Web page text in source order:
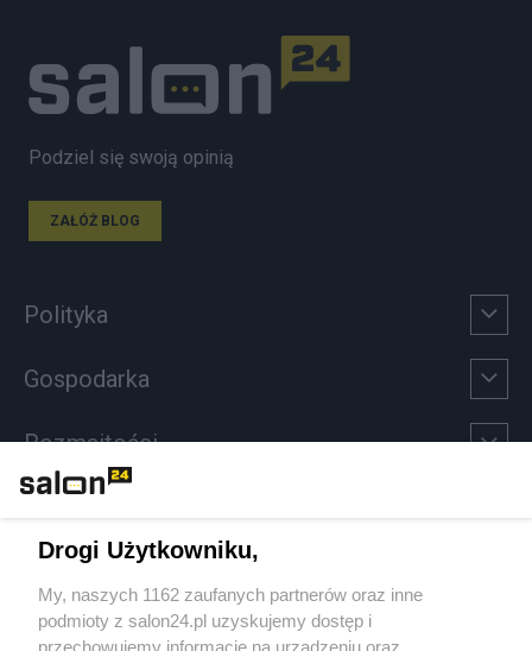
Podziel się swoją opinią
ZAŁÓŻ BLOG
Polityka
Gospodarka
Rozmaitości
Sport
Społeczeństwo
Drogi Użytkowniku,
My, naszych 1162 zaufanych partnerów oraz inne
podmioty z salon24.pl uzyskujemy dostęp i
przechowujemy informacje na urządzeniu oraz